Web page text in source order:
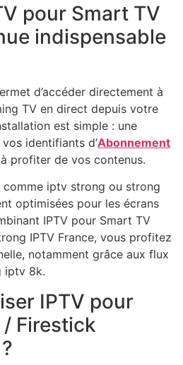
pour Smart TV
indispensable
d’accéder directement à
TV en direct depuis votre
est simple : une
identifiants d’Abonnement
profiter de vos contenus.
comme iptv strong ou strong
optimisées pour les écrans
IPTV pour Smart TV
IPTV France, vous profitez
notamment grâce aux flux
iptv 8k.
IPTV pour
Firestick